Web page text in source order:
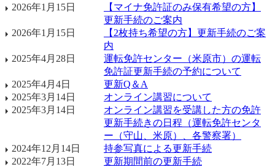
2026年1月15日
【マイナ免許証のみ保有希望の方】
更新手続のご案内
2026年1月15日
【2枚持ち希望の方】更新手続のご案
内
2025年4月28日
運転免許センター（米原市）の運転
免許証更新手続の予約について
2025年4月4日
更新Q＆A
2025年3月14日
オンライン講習について
2025年3月14日
オンライン講習を受講した方の免許
更新手続きの日程（運転免許センタ
ー（守山、米原）、各警察署）
2024年12月14日
持参写真による更新手続
2022年7月13日
更新期間前の更新手続